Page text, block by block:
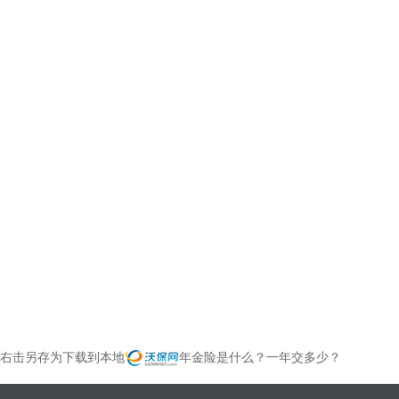
右击另存为下载到本地 年金险是什么？一年交多少？